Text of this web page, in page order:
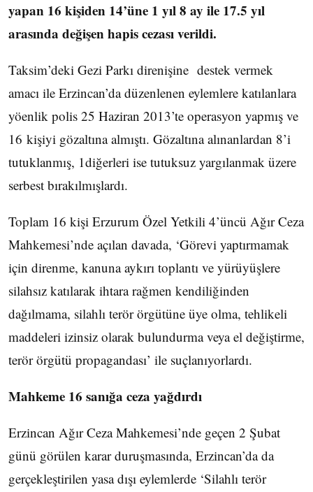
yapan 16 kişiden 14’üne 1 yıl 8 ay ile 17.5 yıl
arasında değişen hapis cezası verildi.
Taksim’deki Gezi Parkı direnişine destek vermek
amacı ile Erzincan’da düzenlenen eylemlere katılanlara
yöenlik polis 25 Haziran 2013’te operasyon yapmış ve
16 kişiyi gözaltına almıştı. Gözaltına alınanlardan 8’i
tutuklanmış, 1diğerleri ise tutuksuz yargılanmak üzere
serbest bırakılmışlardı.
Toplam 16 kişi Erzurum Özel Yetkili 4’üncü Ağır Ceza
Mahkemesi’nde açılan davada, ‘Görevi yaptırmamak
için direnme, kanuna aykırı toplantı ve yürüyüşlere
silahsız katılarak ihtara rağmen kendiliğinden
dağılmama, silahlı terör örgütüne üye olma, tehlikeli
maddeleri izinsiz olarak bulundurma veya el değiştirme,
terör örgütü propagandası’ ile suçlanıyorlardı.
Mahkeme 16 sanığa ceza yağdırdı
Erzincan Ağır Ceza Mahkemesi’nde geçen 2 Şubat
günü görülen karar duruşmasında, Erzincan’da da
gerçekleştirilen yasa dışı eylemlerde ‘Silahlı terör